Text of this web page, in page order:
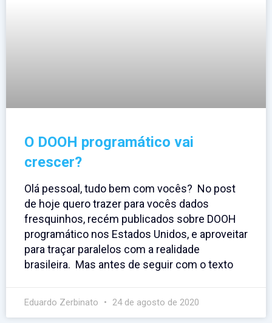
O DOOH programático vai
crescer?
Olá pessoal, tudo bem com vocês? No post
de hoje quero trazer para vocês dados
fresquinhos, recém publicados sobre DOOH
programático nos Estados Unidos, e aproveitar
para traçar paralelos com a realidade
brasileira. Mas antes de seguir com o texto
Eduardo Zerbinato 24 de agosto de 2020